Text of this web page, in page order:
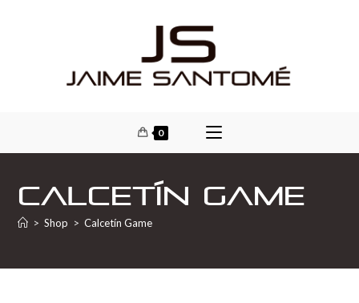
0
Calcetín Game
> Shop > Calcetín Game